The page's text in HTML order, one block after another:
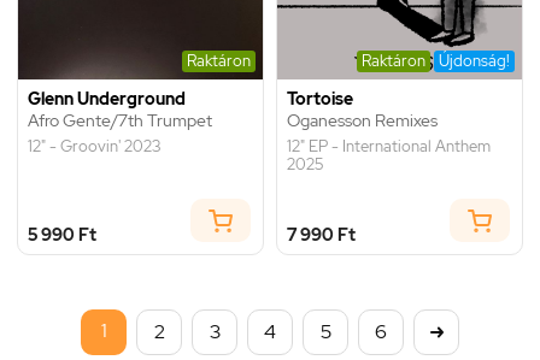
Raktáron
Glenn Underground
Afro Gente/7th Trumpet
12" - Groovin' 2023
5 990 Ft
Raktáron Újdonság!
Tortoise
Oganesson Remixes
12" EP - International Anthem
2025
7 990 Ft
1 2 3 4 5 6 